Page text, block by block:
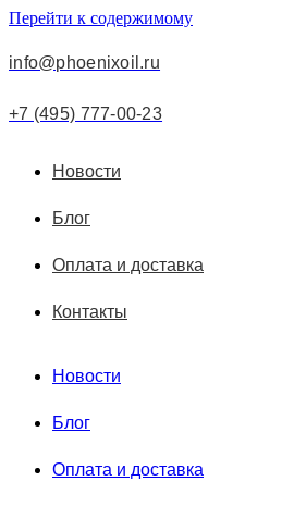
Перейти к содержимому
info@phoenixoil.ru
+7 (495) 777-00-23
Новости
Блог
Оплата и доставка
Контакты
Новости
Блог
Оплата и доставка